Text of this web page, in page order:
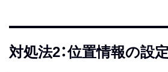
対処法2：位置情報の設